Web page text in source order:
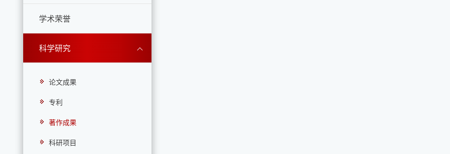
学术荣誉
科学研究
论文成果
专利
著作成果
科研项目